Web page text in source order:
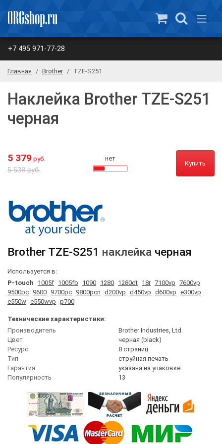
+7 495 971-77-28
Главная Brother TZE-S251
Наклейка Brother TZE-S251
черная
5 379 руб.
5 538 руб.
нет
Купить
Brother TZE-S251 наклейка черная
Используется в:
P-touch
1005f 1005fb 1090 1280 1280dt 18r 7100vp 7600vp
9500pc 9600 9700pc 9800pcn d200vp d450vp d600vp e300vp
e550w e550wvp p700
Технические характеристики:
Производитель
Brother Industries, Ltd.
Цвет
черная (black)
Ресурс
8 страниц
Тип
струйная печать
Гарантия
указана на упаковке
Популярность
13